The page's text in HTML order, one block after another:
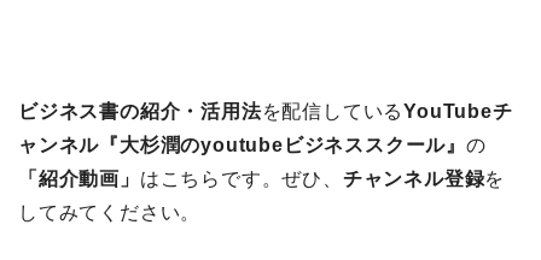
ビジネス書の紹介・活用法を配信しているYouTubeチ
ャンネル『大杉潤のyoutubeビジネススクール』 の
「紹介動画」 はこちらです。ぜひ、 チャンネル登録を
してみてください。